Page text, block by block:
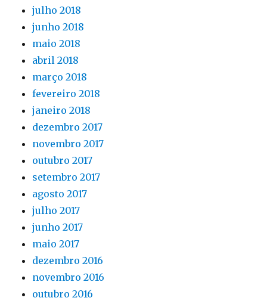
julho 2018
junho 2018
maio 2018
abril 2018
março 2018
fevereiro 2018
janeiro 2018
dezembro 2017
novembro 2017
outubro 2017
setembro 2017
agosto 2017
julho 2017
junho 2017
maio 2017
dezembro 2016
novembro 2016
outubro 2016